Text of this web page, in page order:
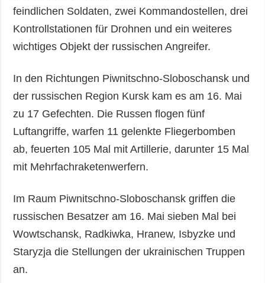
feindlichen Soldaten, zwei Kommandostellen, drei
Kontrollstationen für Drohnen und ein weiteres
wichtiges Objekt der russischen Angreifer.
In den Richtungen Piwnitschno-Sloboschansk und
der russischen Region Kursk kam es am 16. Mai
zu 17 Gefechten. Die Russen flogen fünf
Luftangriffe, warfen 11 gelenkte Fliegerbomben
ab, feuerten 105 Mal mit Artillerie, darunter 15 Mal
mit Mehrfachraketenwerfern.
Im Raum Piwnitschno-Sloboschansk griffen die
russischen Besatzer am 16. Mai sieben Mal bei
Wowtschansk, Radkiwka, Hranew, Isbyzke und
Staryzja die Stellungen der ukrainischen Truppen
an.